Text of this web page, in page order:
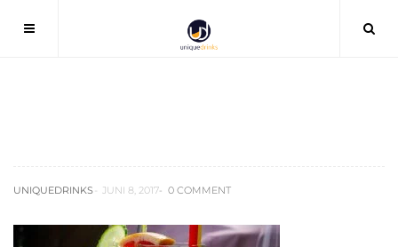
UNIQUEDRINKS JUNI 8, 2017 0 COMMENT